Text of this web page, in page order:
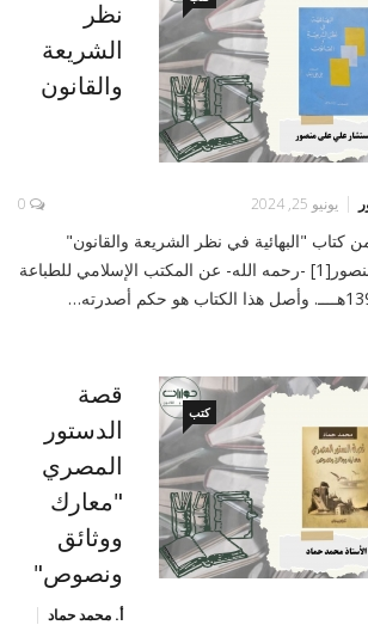
نظر
الشريعة
والقانون
يونيو 25, 2024 0
كتاب "البهائية في نظر الشريعة والقانون"
للمستشار علي علي منصور[1] -رحمه الله- عن المكتب الإسلامي للطباعة
كتب
قصة
الدستور
المصري
"معارك
ووثائق
ونصوص"
أ. محمد حماد